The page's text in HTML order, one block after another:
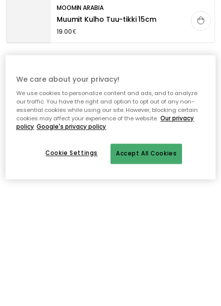
MOOMIN ARABIA
Muumit Kulho Tuu-tikki 15cm
19.00 €
Nopeat ja joustavat toimitukset
Avoin palautusoikeus 30 päivän ajan
We care about your privacy!
We use cookies to personalize content and ads, and to analyze
our traffic. You have the right and option to opt out of any non-
essential cookies while using our site. However, blocking certain
cookies may affect your experience of the website. Our privacy
policy Google's privacy policy
Accept All Cookies
Cookie Settings